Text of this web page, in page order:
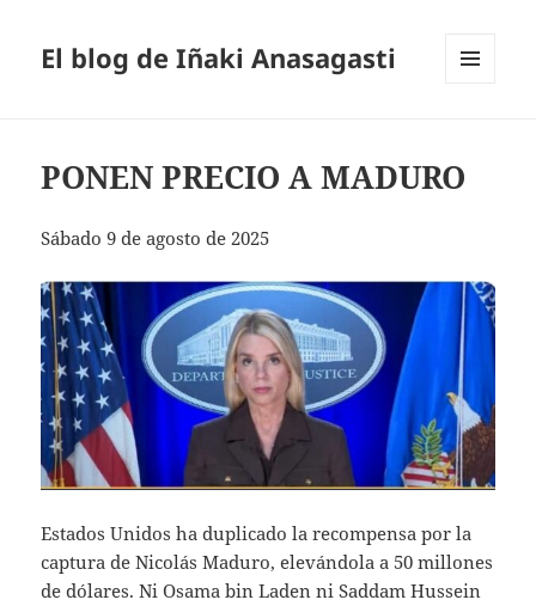
El blog de Iñaki Anasagasti
PONEN PRECIO A MADURO
Sábado 9 de agosto de 2025
Estados Unidos ha duplicado la recompensa por la
captura de Nicolás Maduro, elevándola a 50 millones
de dólares. Ni Osama bin Laden ni Saddam Hussein